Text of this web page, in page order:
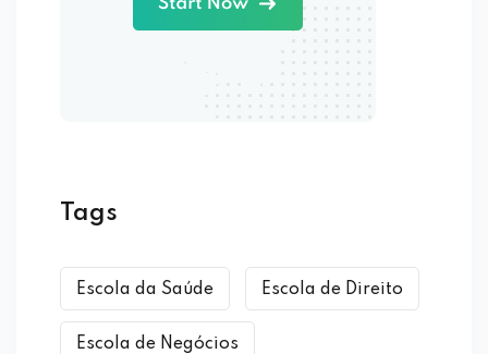
Tags
Escola da Saúde Escola de Direito
Escola de Negócios